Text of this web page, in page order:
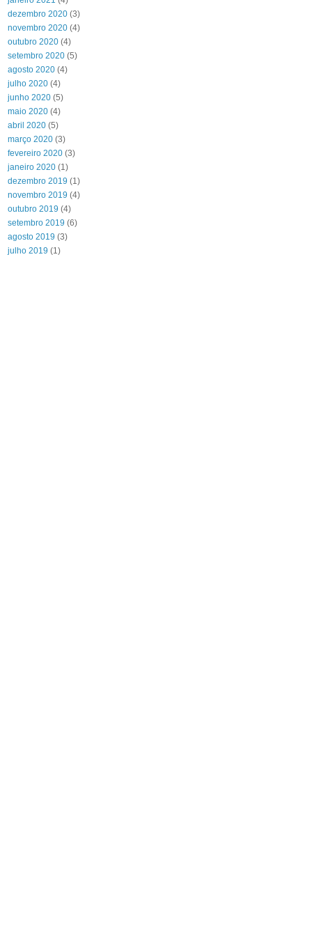
dezembro 2020 (3)
novembro 2020 (4)
outubro 2020 (4)
setembro 2020 (5)
agosto 2020 (4)
julho 2020 (4)
junho 2020 (5)
maio 2020 (4)
abril 2020 (5)
março 2020 (3)
fevereiro 2020 (3)
janeiro 2020 (1)
dezembro 2019 (1)
novembro 2019 (4)
outubro 2019 (4)
setembro 2019 (6)
agosto 2019 (3)
julho 2019 (1)